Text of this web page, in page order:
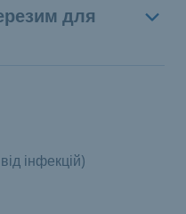
для
інфекцій)